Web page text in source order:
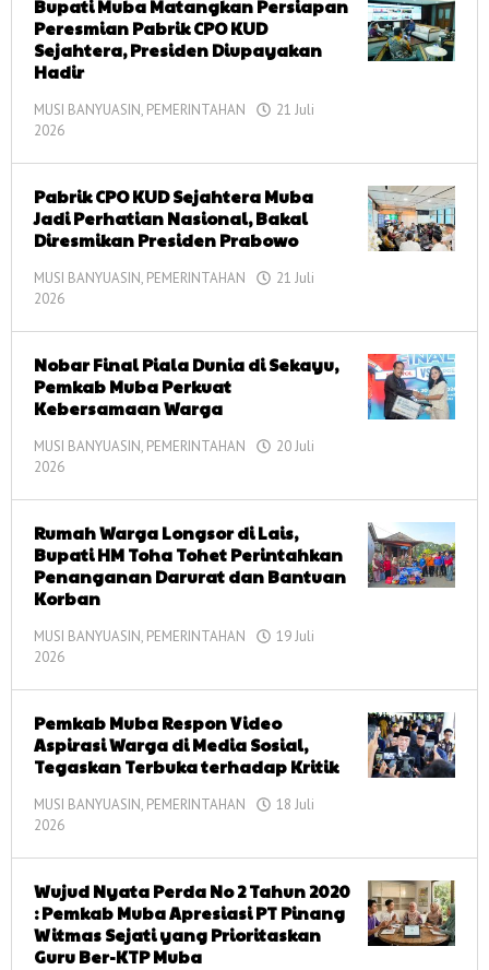
Bupati Muba Matangkan Persiapan
Peresmian Pabrik CPO KUD
Sejahtera, Presiden Diupayakan
Hadir
MUSI BANYUASIN, PEMERINTAHAN
21 Juli
2026
Pabrik CPO KUD Sejahtera Muba
Jadi Perhatian Nasional, Bakal
Diresmikan Presiden Prabowo
MUSI BANYUASIN, PEMERINTAHAN
21 Juli
2026
Nobar Final Piala Dunia di Sekayu,
Pemkab Muba Perkuat
Kebersamaan Warga
MUSI BANYUASIN, PEMERINTAHAN
20 Juli
2026
Rumah Warga Longsor di Lais,
Bupati HM Toha Tohet Perintahkan
Penanganan Darurat dan Bantuan
Korban
MUSI BANYUASIN, PEMERINTAHAN
19 Juli
2026
Pemkab Muba Respon Video
Aspirasi Warga di Media Sosial,
Tegaskan Terbuka terhadap Kritik
MUSI BANYUASIN, PEMERINTAHAN
18 Juli
2026
Wujud Nyata Perda No 2 Tahun 2020
: Pemkab Muba Apresiasi PT Pinang
Witmas Sejati yang Prioritaskan
Guru Ber-KTP Muba